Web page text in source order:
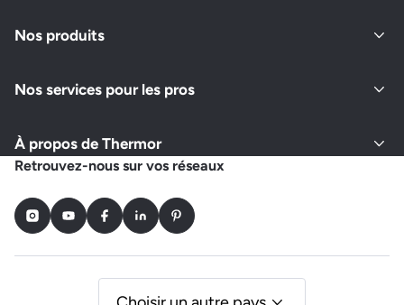
Nos produits
Nos services pour les pros
À propos de Thermor
Retrouvez-nous sur vos réseaux
InstagramYoutubeFacebookLinkedInPinterest